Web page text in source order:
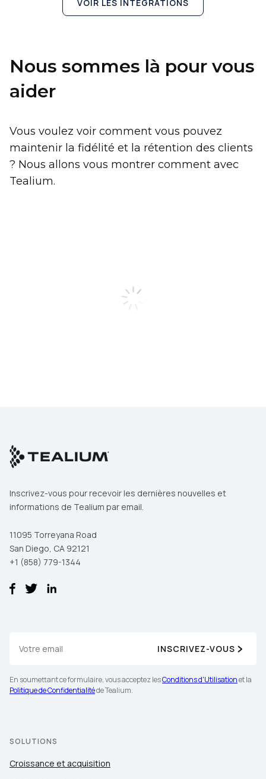
VOIR LES INTÉGRATIONS
Nous sommes là pour vous
aider
Vous voulez voir comment vous pouvez
maintenir la fidélité et la rétention des clients
? Nous allons vous montrer comment avec
Tealium.
d'Utilisation et la Politique de Confidentialité
SOUMETTRE
Inscrivez-vous pour recevoir les dernières nouvelles et
informations de Tealium par email.
11095 Torreyana Road
San Diego, CA 92121
+1 (858) 779-1344
INSCRIVEZ-VOUS
En soumettant ce formulaire, vous acceptez lesConditions d'Utilisationet la
Politique de Confidentialitéde Tealium.
SOLUTIONS
Croissance et acquisition